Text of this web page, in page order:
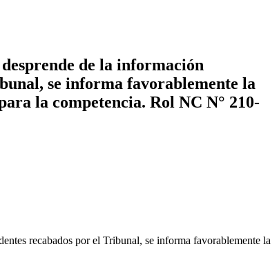
de la información
se informa favorablemente la
la competencia. Rol NC N° 210-
recabados por el Tribunal, se informa favorablemente la